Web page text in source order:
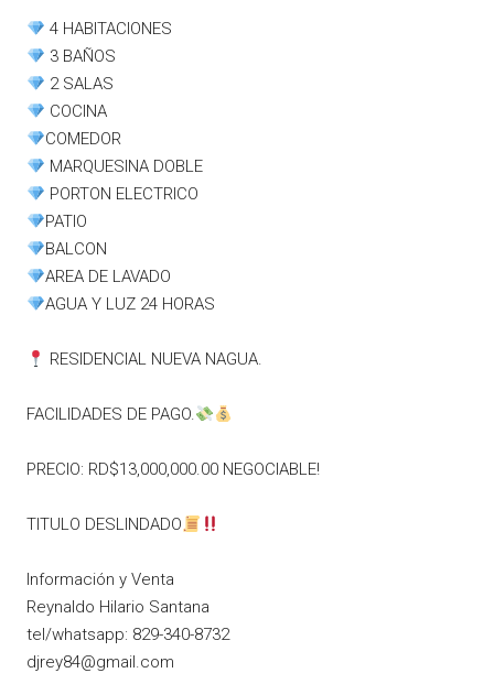
4 HABITACIONES
3 BAÑOS
2 SALAS
COCINA
COMEDOR
MARQUESINA DOBLE
PORTON ELECTRICO
PATIO
BALCON
AREA DE LAVADO
AGUA Y LUZ 24 HORAS
RESIDENCIAL NUEVA NAGUA.
FACILIDADES DE PAGO.
PRECIO: RD$13,000,000.00 NEGOCIABLE!
TITULO DESLINDADO
Información y Venta
Reynaldo Hilario Santana
tel/whatsapp: 829-340-8732
djrey84@gmail.com